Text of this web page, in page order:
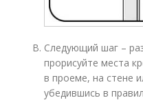
Следующий шаг –
прорисуйте места
в проеме, на стене
убедившись в